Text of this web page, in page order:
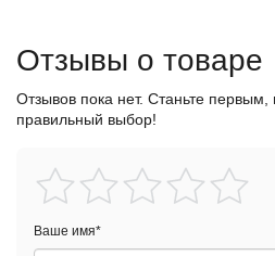
Отзывы о товаре
Отзывов пока нет. Станьте первым,
правильный выбор!
Ваше имя*